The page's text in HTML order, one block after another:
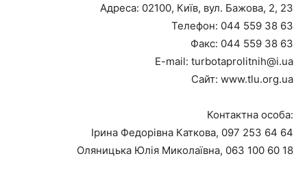
Адреса: 02100, Київ, вул. Бажова, 2, 23
Телефон: 044 559 38 63
Факс: 044 559 38 63
E-mail: turbotaprolitnih@i.ua
Сайт: www.tlu.org.ua
Контактна особа:
Ірина Федорівна Каткова, 097 253 64 64
Оляницька Юлія Миколаївна, 063 100 60 18